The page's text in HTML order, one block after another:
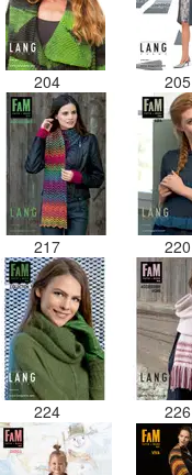
204 205
217 220
224 226